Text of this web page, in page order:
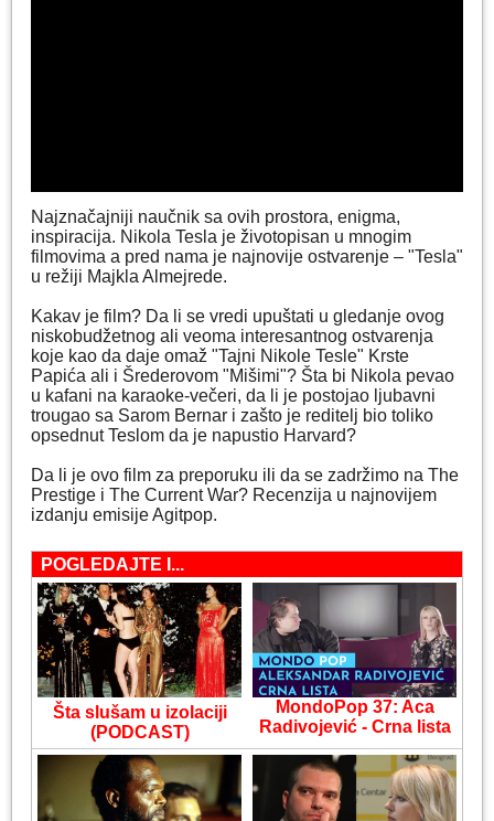
Najznačajniji naučnik sa ovih prostora, enigma,
inspiracija. Nikola Tesla je životopisan u mnogim
filmovima a pred nama je najnovije ostvarenje – "Tesla"
u režiji Majkla Almejrede.
Kakav je film? Da li se vredi upuštati u gledanje ovog
niskobudžetnog ali veoma interesantnog ostvarenja
koje kao da daje omaž "Tajni Nikole Tesle" Krste
Papića ali i Šrederovom "Mišimi"? Šta bi Nikola pevao
u kafani na karaoke-večeri, da li je postojao ljubavni
trougao sa Sarom Bernar i zašto je reditelj bio toliko
opsednut Teslom da je napustio Harvard?
Da li je ovo film za preporuku ili da se zadržimo na The
Prestige i The Current War? Recenzija u najnovijem
izdanju emisije Agitpop.
POGLEDAJTE I...
Šta slušam u izolaciji
(PODCAST)
MondoPop 37: Aca
Radivojević - Crna lista